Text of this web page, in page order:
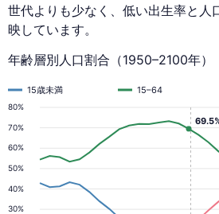
世代よりも少なく、低い出生率と人
映しています。
年齢層別人口割合（1950–2100年）
30%
40%
50%
60%
70%
80%
15歳未満 15–64